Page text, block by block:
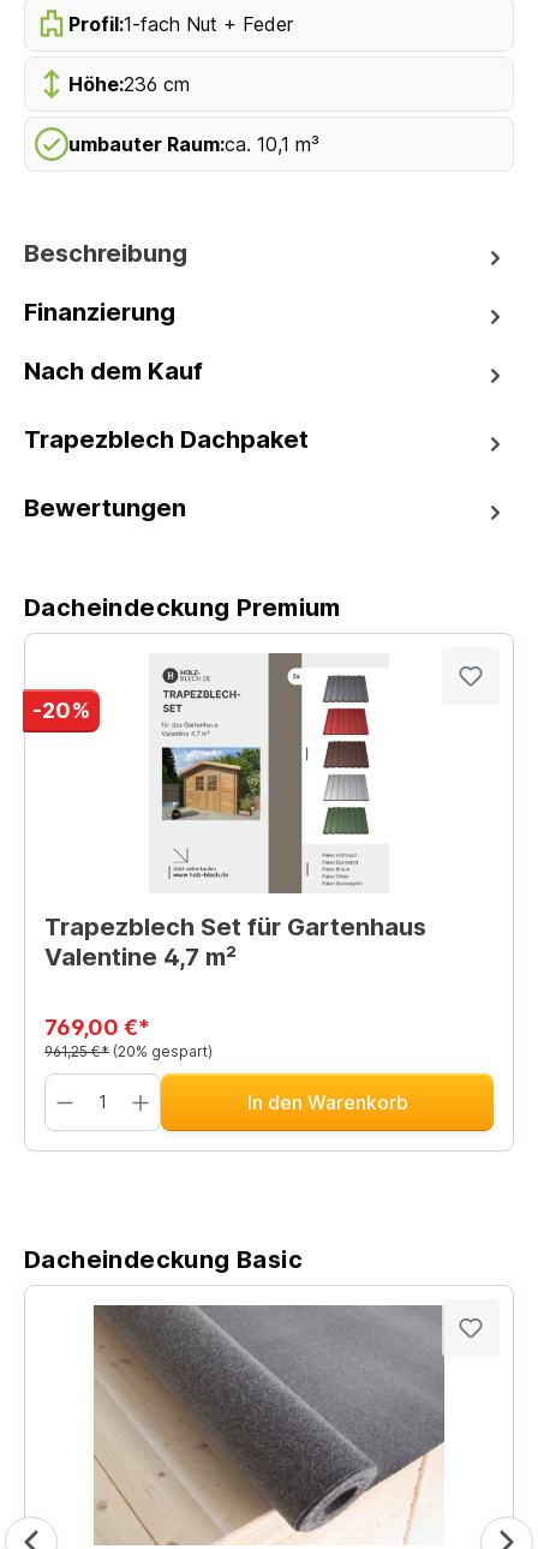
Profil:1-fach Nut + Feder
Höhe:236 cm
umbauter Raum:ca. 10,1 m³
Beschreibung
Finanzierung
Nach dem Kauf
Trapezblech Dachpaket
Bewertungen
Dacheindeckung Premium
-20%
Trapezblech Set für Gartenhaus
Valentine 4,7 m²
769,00 €*
961,25 €* (20% gespart)
In den Warenkorb
Dacheindeckung Basic